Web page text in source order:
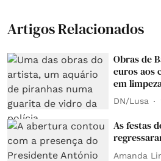
Artigos Relacionados
Obras de
euros aos
em
DN/Lusa
As festas
Amanda